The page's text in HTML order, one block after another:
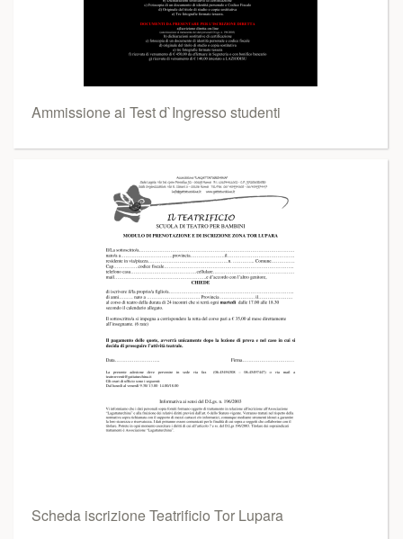
Ammissione ai Test d`Ingresso studenti
Scheda iscrizione Teatrificio Tor Lupara